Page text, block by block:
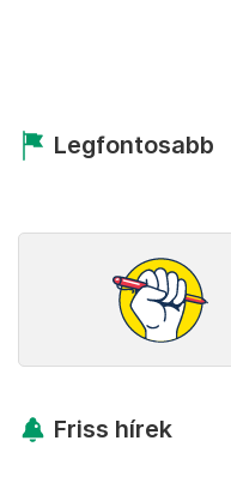
Legfontosabb
Friss hírek